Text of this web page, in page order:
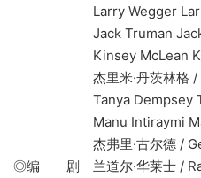
Larry Wegger Larry
Jack Truman Jack
Kinsey McLean
杰里米·丹茨林格 /
Tanya Dempsey
Manu Intiraymi
杰弗里·古尔德 /
◎编 剧 兰道尔·华莱士 /